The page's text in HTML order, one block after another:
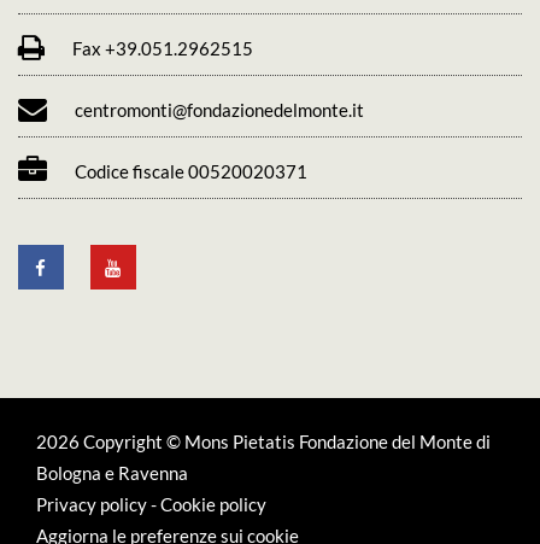
Fax +39.051.2962515
centromonti@fondazionedelmonte.it
Codice fiscale 00520020371
2026 Copyright © Mons Pietatis Fondazione del Monte di
Bologna e Ravenna
Privacy policy-Cookie policy
Aggiorna le preferenze sui cookie